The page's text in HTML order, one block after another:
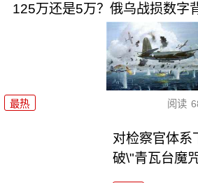
125万还是5万？俄乌战损数字
最热 阅读
对检察官体系
破\"青瓦台魔